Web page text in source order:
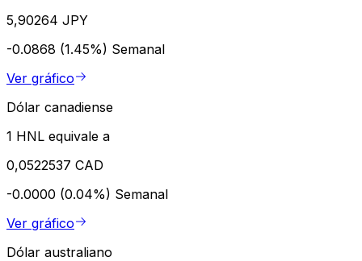
5,90264 JPY
-0.0868 (1.45%) Semanal
Ver gráfico
Dólar canadiense
1 HNL equivale a
0,0522537 CAD
-0.0000 (0.04%) Semanal
Ver gráfico
Dólar australiano